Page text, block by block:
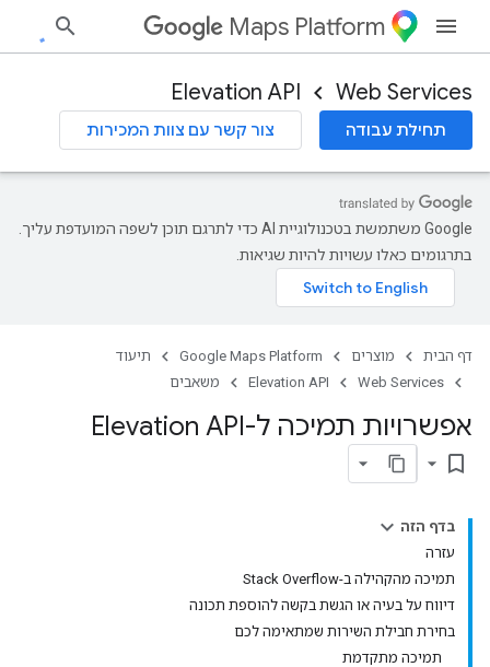
Maps Platform
Web Services
Elevation API
תחילת עבודה צור קשר עם צוות המכירות
‫Google משתמשת בטכנולוגיית AI כדי לתרגם תוכן לשפה המועדפת עליך.
בתרגומים כאלו עשויות להיות שגיאות.
דף הבית מוצרים Google Maps Platform
תיעוד
Web Services
Elevation API משאבים
אפשרויות תמיכה ל-Elevation API
bookmark_border
בדף הזה
עזרה
תמיכה מהקהילה ב-Stack Overflow
דיווח על בעיה או הגשת בקשה להוספת תכונה
בחירת חבילת השירות שמתאימה לכם
תמיכה מתקדמת